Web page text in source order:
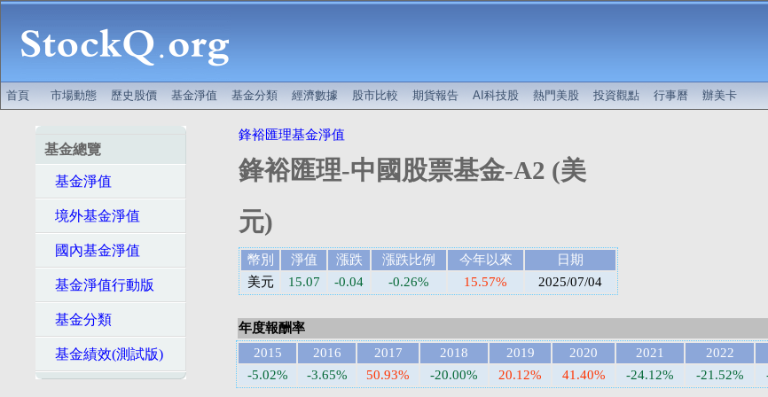
首頁 市場動態 歷史股價 基金淨值 基金分類 經濟數據 股市比較 期貨報告 AI科技股 熱門美股 投資觀點 行事曆 辦美卡
基金總覽
基金淨值
境外基金淨值
國內基金淨值
基金淨值行動版
基金分類
基金績效(測試版)
鋒裕匯理基金淨值
鋒裕匯理-中國股票基金-A2 (美
元)
幣別 淨值 漲跌 漲跌比例 今年以來
日期
美元
15.07 -0.04 -0.26% 15.57% 2025/07/04
年度報酬率
2015
2016 2017 2018 2019 2020 2021 2022
-5.02%
-3.65% 50.93% -20.00% 20.12% 41.40% -24.12% -21.52%